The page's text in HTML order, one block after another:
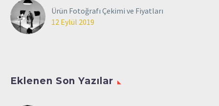
Ürün Fotoğrafı Çekimi ve Fiyatları
12 Eylül 2019
Eklenen Son Yazılar